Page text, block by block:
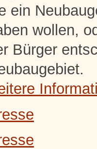
ein
wollen,
Bürger